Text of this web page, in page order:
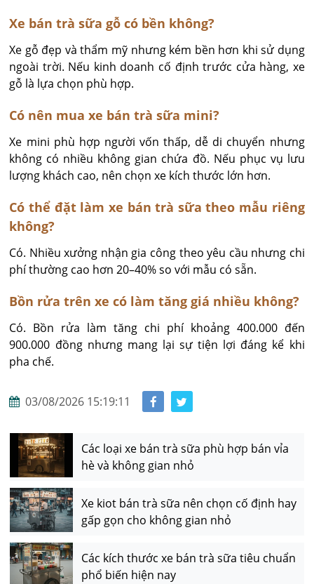
Xe bán trà sữa gỗ có bền không?
Xe gỗ đẹp và thẩm mỹ nhưng kém bền hơn khi sử dụng
ngoài trời. Nếu kinh doanh cố định trước cửa hàng, xe
gỗ là lựa chọn phù hợp.
Có nên mua xe bán trà sữa mini?
Xe mini phù hợp người vốn thấp, dễ di chuyển nhưng
không có nhiều không gian chứa đồ. Nếu phục vụ lưu
lượng khách cao, nên chọn xe kích thước lớn hơn.
Có thể đặt làm xe bán trà sữa theo mẫu riêng
không?
Có. Nhiều xưởng nhận gia công theo yêu cầu nhưng chi
phí thường cao hơn 20–40% so với mẫu có sẵn.
Bồn rửa trên xe có làm tăng giá nhiều không?
Có. Bồn rửa làm tăng chi phí khoảng 400.000 đến
900.000 đồng nhưng mang lại sự tiện lợi đáng kể khi
pha chế.
03/08/2026 15:19:11
Các loại xe bán trà sữa phù hợp bán vỉa
hè và không gian nhỏ
Xe kiot bán trà sữa nên chọn cố định hay
gấp gọn cho không gian nhỏ
Các kích thước xe bán trà sữa tiêu chuẩn
phổ biến hiện nay